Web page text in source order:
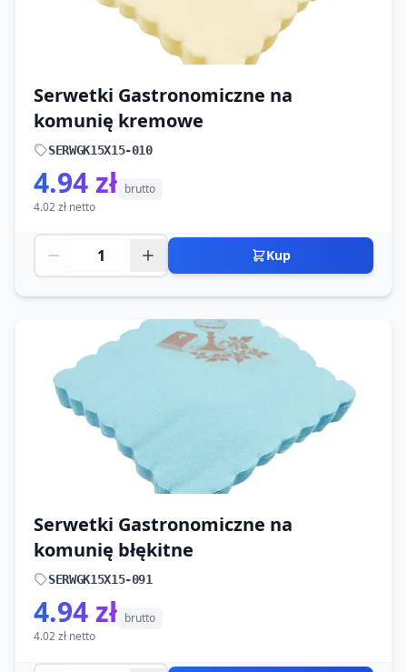
Serwetki Gastronomiczne na
komunię kremowe
SERWGK15X15-010
4.94 zł brutto
4.02 zł netto
Kup
Serwetki Gastronomiczne na
komunię błękitne
SERWGK15X15-091
4.94 zł brutto
4.02 zł netto